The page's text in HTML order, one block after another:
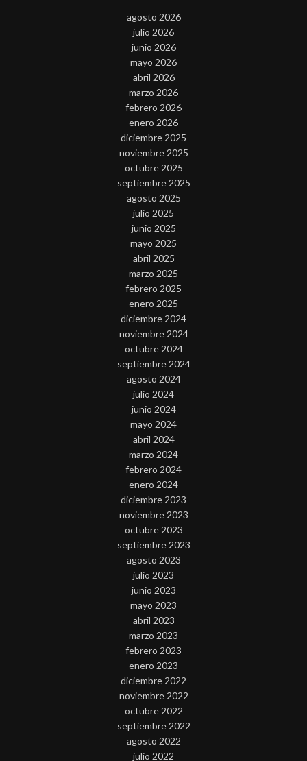
agosto 2026
julio 2026
junio 2026
mayo 2026
abril 2026
marzo 2026
febrero 2026
enero 2026
diciembre 2025
noviembre 2025
octubre 2025
septiembre 2025
agosto 2025
julio 2025
junio 2025
mayo 2025
abril 2025
marzo 2025
febrero 2025
enero 2025
diciembre 2024
noviembre 2024
octubre 2024
septiembre 2024
agosto 2024
julio 2024
junio 2024
mayo 2024
abril 2024
marzo 2024
febrero 2024
enero 2024
diciembre 2023
noviembre 2023
octubre 2023
septiembre 2023
agosto 2023
julio 2023
junio 2023
mayo 2023
abril 2023
marzo 2023
febrero 2023
enero 2023
diciembre 2022
noviembre 2022
octubre 2022
septiembre 2022
agosto 2022
julio 2022